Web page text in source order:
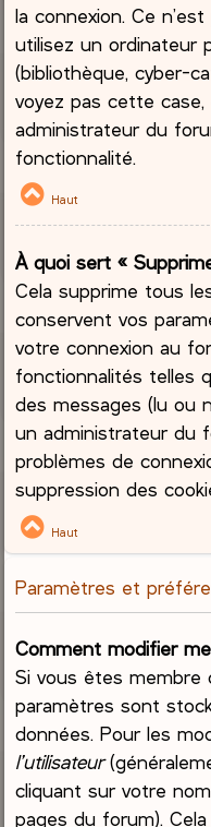
la connexion. Ce
utilisez un ordinateur
(bibliothèque, cyber-
voyez pas cette case,
administrateur du
fonctionnalité.
Haut
À quoi sert «
Cela supprime tous
conservent vos
votre connexion au
fonctionnalités telles
des messages (lu ou
un administrateur du
problèmes de
suppression des
Haut
Paramètres et
Comment modifier
Si vous êtes
paramètres sont
données. Pour les
l’utilisateur
cliquant sur votre
pages du forum).